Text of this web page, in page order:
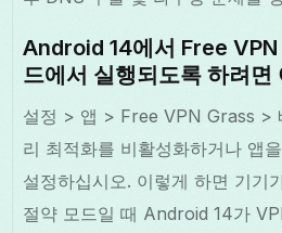
Android 14에서 Free
드에서 실행되도록 하려면
설정 > 앱 > Free VPN Grass >
리 최적화를 비활성화하거나 앱
설정하십시오. 이렇게 하면 기기
절약 모드일 때 Android 14가